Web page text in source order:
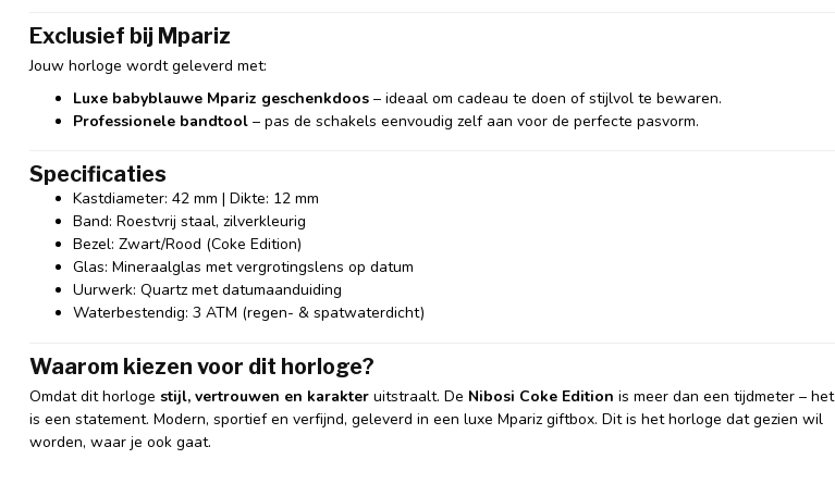
Exclusief bij Mpariz
Jouw horloge wordt geleverd met:
Luxe babyblauwe Mpariz geschenkdoos – ideaal om cadeau te doen of stijlvol te bewaren.
Professionele bandtool – pas de schakels eenvoudig zelf aan voor de perfecte pasvorm.
Specificaties
Kastdiameter: 42 mm | Dikte: 12 mm
Band: Roestvrij staal, zilverkleurig
Bezel: Zwart/Rood (Coke Edition)
Glas: Mineraalglas met vergrotingslens op datum
Uurwerk: Quartz met datumaanduiding
Waterbestendig: 3 ATM (regen- & spatwaterdicht)
Waarom kiezen voor dit horloge?
Omdat dit horloge stijl, vertrouwen en karakter uitstraalt. De Nibosi Coke Edition is meer dan een tijdmeter – het
is een statement. Modern, sportief en verfijnd, geleverd in een luxe Mpariz giftbox. Dit is het horloge dat gezien wil
worden, waar je ook gaat.